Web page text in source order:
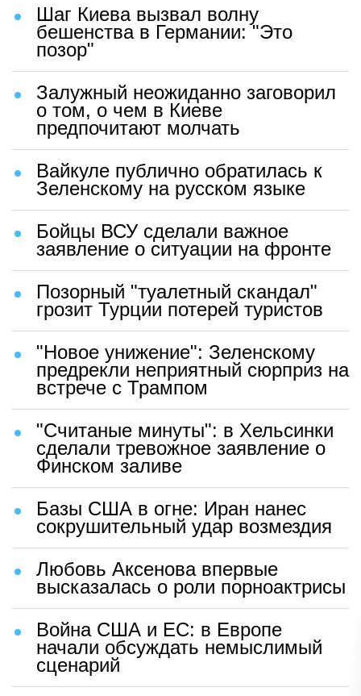
Шаг Киева вызвал волну
бешенства в Германии: "Это
позор"
Залужный неожиданно заговорил
о том, о чем в Киеве
предпочитают молчать
Вайкуле публично обратилась к
Зеленскому на русском языке
Бойцы ВСУ сделали важное
заявление о ситуации на фронте
Позорный "туалетный скандал"
грозит Турции потерей туристов
"Новое унижение": Зеленскому
предрекли неприятный сюрприз на
встрече с Трампом
"Считаные минуты": в Хельсинки
сделали тревожное заявление о
Финском заливе
Базы США в огне: Иран нанес
сокрушительный удар возмездия
Любовь Аксенова впервые
высказалась о роли порноактрисы
Война США и ЕС: в Европе
начали обсуждать немыслимый
сценарий